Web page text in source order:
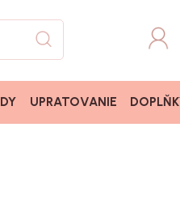
UPRATOVANIE